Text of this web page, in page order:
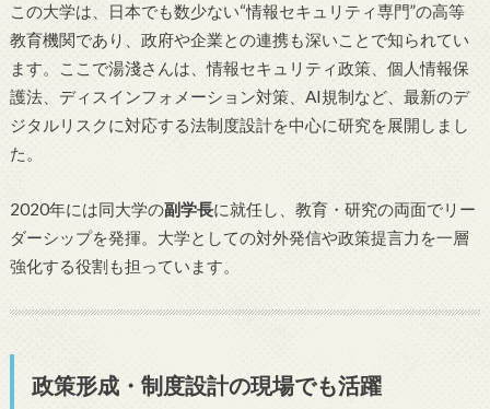
この大学は、日本でも数少ない“情報セキュリティ専門”の高等
教育機関であり、政府や企業との連携も深いことで知られてい
ます。ここで湯淺さんは、情報セキュリティ政策、個人情報保
護法、ディスインフォメーション対策、AI規制など、最新のデ
ジタルリスクに対応する法制度設計を中心に研究を展開しまし
た。
2020年には同大学の副学長に就任し、教育・研究の両面でリー
ダーシップを発揮。大学としての対外発信や政策提言力を一層
強化する役割も担っています。
政策形成・制度設計の現場でも活躍